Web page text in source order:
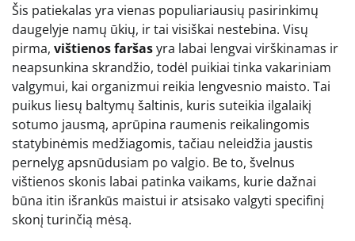
Šis patiekalas yra vienas populiariausių pasirinkimų
daugelyje namų ūkių, ir tai visiškai nestebina. Visų
pirma, vištienos faršasyra labai lengvai virškinamas ir
neapsunkina skrandžio, todėl puikiai tinka vakariniam
valgymui, kai organizmui reikia lengvesnio maisto. Tai
puikus liesų baltymų šaltinis, kuris suteikia ilgalaikį
sotumo jausmą, aprūpina raumenis reikalingomis
statybinėmis medžiagomis, tačiau neleidžia jaustis
pernelyg apsnūdusiam po valgio. Be to, švelnus
vištienos skonis labai patinka vaikams, kurie dažnai
būna itin išrankūs maistui ir atsisako valgyti specifinį
skonį turinčią mėsą.